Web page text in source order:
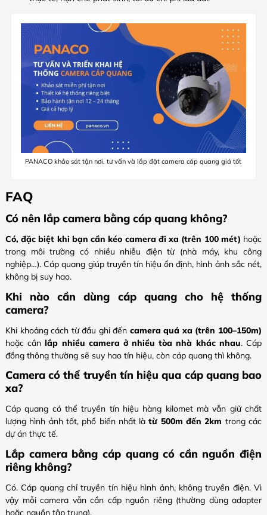
PANACO khảo sát tận nơi, tư vấn và lắp đặt camera cáp quang giá tốt
FAQ
Có nên lắp camera bằng cáp quang không?
Có, đặc biệt khi bạn cần kéo camera đi xa (trên 100 mét) hoặc
trong môi trường có nhiều nhiễu điện từ (nhà máy, khu công
nghiệp…). Cáp quang giúp truyền tín hiệu ổn định, hình ảnh sắc nét,
không bị suy hao.
Khi nào cần dùng cáp quang cho hệ thống
camera?
Khi khoảng cách từ đầu ghi đến camera quá xa (trên 100–150m)
hoặc cầnlắp nhiều camera ở nhiều tòa nhà khác nhau. Cáp
đồng thông thường sẽ suy hao tín hiệu, còn cáp quang thì không.
Camera có thể truyền tín hiệu qua cáp quang bao
xa?
Cáp quang có thể truyền tín hiệu hàng kilomet mà vẫn giữ chất
lượng hình ảnh tốt, phổ biến nhất là từ 500m đến 2km trong các
dự án thực tế.
Lắp camera bằng cáp quang có cần nguồn điện
riêng không?
Có. Cáp quang chỉ truyền tín hiệu hình ảnh, không truyền điện. Vì
vậy mỗi camera vẫn cần cấp nguồn riêng (thường dùng adapter
hoặc nguồn tập trung).